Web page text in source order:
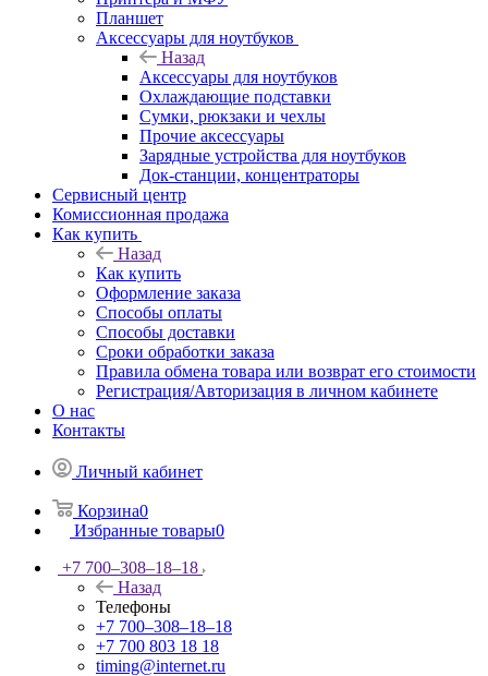
Планшет
Аксессуары для ноутбуков
Назад
Аксессуары для ноутбуков
Охлаждающие подставки
Сумки, рюкзаки и чехлы
Прочие аксессуары
Зарядные устройства для ноутбуков
Док-станции, концентраторы
Сервисный центр
Комиссионная продажа
Как купить
Назад
Как купить
Оформление заказа
Способы оплаты
Способы доставки
Сроки обработки заказа
Правила обмена товара или возврат его стоимости
Регистрация/Авторизация в личном кабинете
О нас
Контакты
Личный кабинет
Корзина0
Избранные товары0
+7 700‒308‒18‒18
Назад
Телефоны
+7 700‒308‒18‒18
+7 700 803 18 18
timing@internet.ru